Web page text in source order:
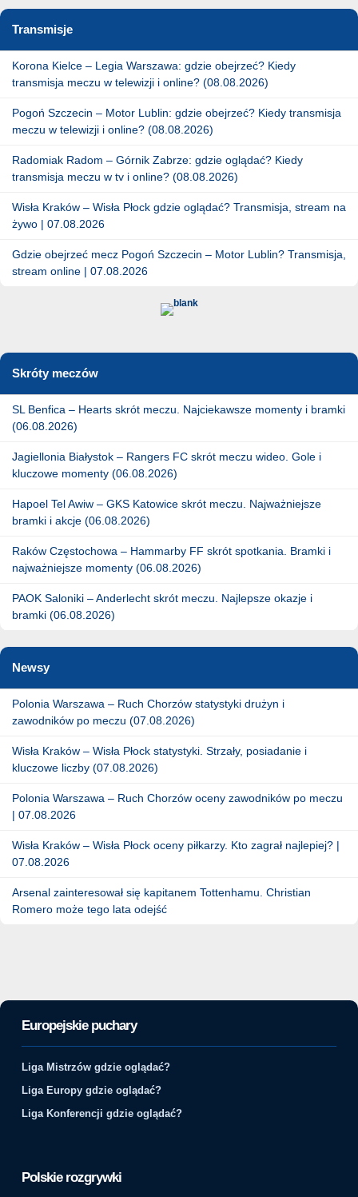
Transmisje
Korona Kielce – Legia Warszawa: gdzie obejrzeć? Kiedy
transmisja meczu w telewizji i online? (08.08.2026)
Pogoń Szczecin – Motor Lublin: gdzie obejrzeć? Kiedy transmisja
meczu w telewizji i online? (08.08.2026)
Radomiak Radom – Górnik Zabrze: gdzie oglądać? Kiedy
transmisja meczu w tv i online? (08.08.2026)
Wisła Kraków – Wisła Płock gdzie oglądać? Transmisja, stream na
żywo | 07.08.2026
Gdzie obejrzeć mecz Pogoń Szczecin – Motor Lublin? Transmisja,
stream online | 07.08.2026
Skróty meczów
SL Benfica – Hearts skrót meczu. Najciekawsze momenty i bramki
(06.08.2026)
Jagiellonia Białystok – Rangers FC skrót meczu wideo. Gole i
kluczowe momenty (06.08.2026)
Hapoel Tel Awiw – GKS Katowice skrót meczu. Najważniejsze
bramki i akcje (06.08.2026)
Raków Częstochowa – Hammarby FF skrót spotkania. Bramki i
najważniejsze momenty (06.08.2026)
PAOK Saloniki – Anderlecht skrót meczu. Najlepsze okazje i
bramki (06.08.2026)
Newsy
Polonia Warszawa – Ruch Chorzów statystyki drużyn i
zawodników po meczu (07.08.2026)
Wisła Kraków – Wisła Płock statystyki. Strzały, posiadanie i
kluczowe liczby (07.08.2026)
Polonia Warszawa – Ruch Chorzów oceny zawodników po meczu
| 07.08.2026
Wisła Kraków – Wisła Płock oceny piłkarzy. Kto zagrał najlepiej? |
07.08.2026
Arsenal zainteresował się kapitanem Tottenhamu. Christian
Romero może tego lata odejść
Europejskie puchary
Liga Mistrzów gdzie oglądać?
Liga Europy gdzie oglądać?
Liga Konferencji gdzie oglądać?
Polskie rozgrywki